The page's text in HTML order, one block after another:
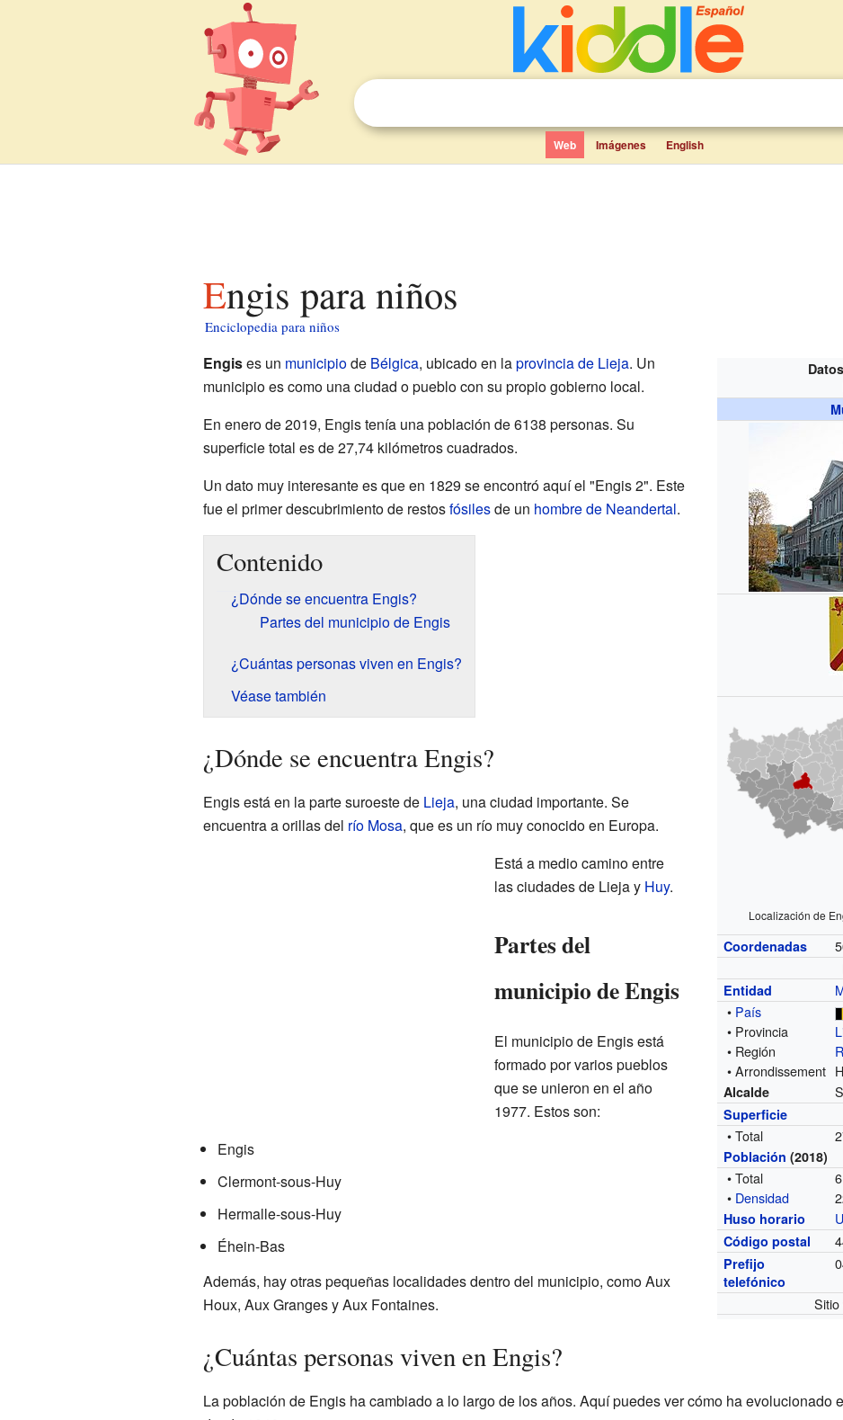
Web Imágenes English
Engis para niños
Enciclopedia para niños
Localización de
Coordenadas
Entidad
• País
• Provincia
• Región
• Arrondissement
Alcalde
Superficie
• Total
Población (2018)
• Total
• Densidad
Huso horario
Código postal
Prefijo
telefónico
Sitio
Engises un municipiode Bélgica, ubicado en laprovincia de Lieja. Un
municipio es como una ciudad o pueblo con su propio gobierno local.
En enero de 2019, Engis tenía una población de 6138 personas. Su
superficie total es de 27,74 kilómetros cuadrados.
Un dato muy interesante es que en 1829 se encontró aquí el "Engis 2". Este
fue el primer descubrimiento de restosfósilesde un hombre de Neandertal.
Contenido
¿Dónde se encuentra Engis?
Partes del municipio de Engis
¿Cuántas personas viven en Engis?
Véase también
¿Dónde se encuentra Engis?
Engis está en la parte suroeste de Lieja, una ciudad importante. Se
encuentra a orillas del río Mosa, que es un río muy conocido en Europa.
Está a medio camino entre
las ciudades de Lieja y Huy.
Partes del
municipio de Engis
El municipio de Engis está
formado por varios pueblos
que se unieron en el año
1977. Estos son:
Engis
Clermont-sous-Huy
Hermalle-sous-Huy
Éhein-Bas
Además, hay otras pequeñas localidades dentro del municipio, como Aux
Houx, Aux Granges y Aux Fontaines.
¿Cuántas personas viven en Engis?
La población de Engis ha cambiado a lo largo de los años. Aquí puedes ver cómo ha evolucionado